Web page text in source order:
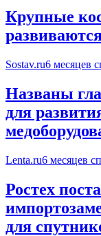
Крупные
Sostav.ru6 месяцев
Названы
для
Lenta.ru6 месяцев
Ростех
для